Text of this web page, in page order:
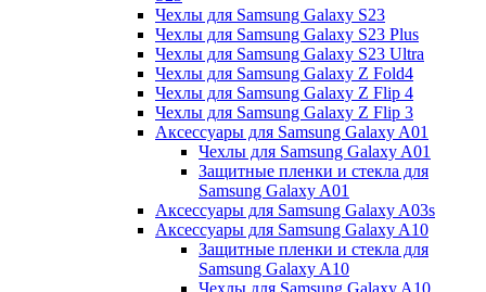
Чехлы для Samsung Galaxy S23
Чехлы для Samsung Galaxy S23 Plus
Чехлы для Samsung Galaxy S23 Ultra
Чехлы для Samsung Galaxy Z Fold4
Чехлы для Samsung Galaxy Z Flip 4
Чехлы для Samsung Galaxy Z Flip 3
Аксессуары для Samsung Galaxy A01
Чехлы для Samsung Galaxy A01
Защитные пленки и стекла для
Samsung Galaxy A01
Аксессуары для Samsung Galaxy A03s
Аксессуары для Samsung Galaxy A10
Защитные пленки и стекла для
Samsung Galaxy A10
Чехлы для Samsung Galaxy A10